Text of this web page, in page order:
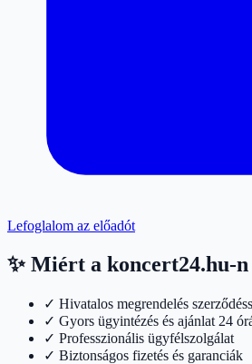
Lefoglalom az előadót
✨ Miért a koncert24.hu-
✓ Hivatalos megrendelés
✓ Gyors ügyintézés és ajánlat 24
✓ Professzionális ügyfélszolgálat
✓ Biztonságos fizetés és garanciák